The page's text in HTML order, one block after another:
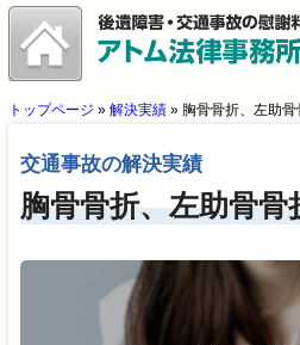
トップページ » 解決実績» 胸骨骨折、左助
交通事故の解決実績
胸骨骨折、左助骨骨